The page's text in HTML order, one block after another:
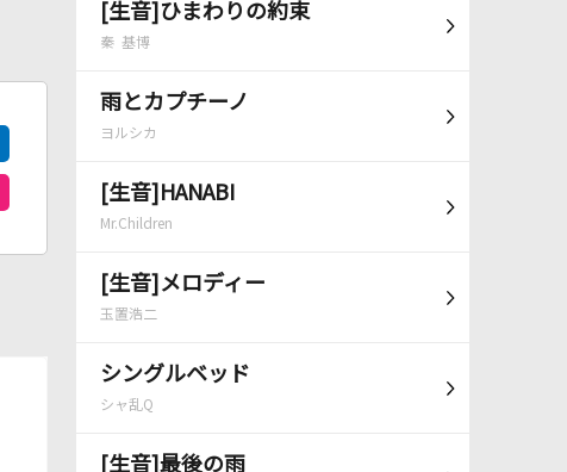
[生音]ひまわりの約束
秦 基博
雨とカプチーノ
ヨルシカ
[生音]HANABI
Mr.Children
[生音]メロディー
玉置浩二
シングルベッド
シャ乱Q
[生音]最後の雨